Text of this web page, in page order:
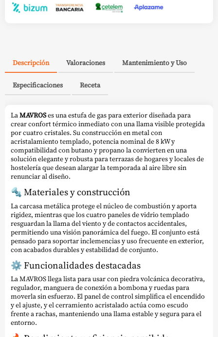
Descripción Valoraciones Mantenimiento y Uso
Especificaciones Receta
LaMAVROSes una estufa de gas para exterior diseñada para
crear confort térmico inmediato con una llama visible protegida
por cuatro cristales. Su construcción en metal con
acristalamiento templado, potencia nominal de 8 kW y
compatibilidad con butano y propano la convierten en una
solución elegante y robusta para terrazas de hogares y locales de
hostelería que desean alargar la temporada al aire libre sin
renunciar al diseño.
🔩 Materiales y construcción
La carcasa metálica protege el núcleo de combustión y aporta
rigidez, mientras que los cuatro paneles de vidrio templado
resguardan la llama del viento y de contactos accidentales,
permitiendo una visión panorámica del fuego. El conjunto está
pensado para soportar inclemencias y uso frecuente en exterior,
con acabados durables y estabilidad de conjunto.
⚙️ Funcionalidades destacadas
La MAVROS llega lista para usar con piedra volcánica decorativa,
regulador, manguera de conexión a bombona y ruedas para
moverla sin esfuerzo. El panel de control simplifica el encendido
y el ajuste, y el cerramiento acristalado actúa como escudo
frente a rachas, manteniendo una llama estable y segura para el
entorno.